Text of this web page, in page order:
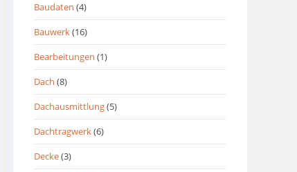
Baudaten (4)
Bauwerk(16)
Bearbeitungen (1)
Dach (8)
Dachausmittlung(5)
Dachtragwerk(6)
Decke(3)